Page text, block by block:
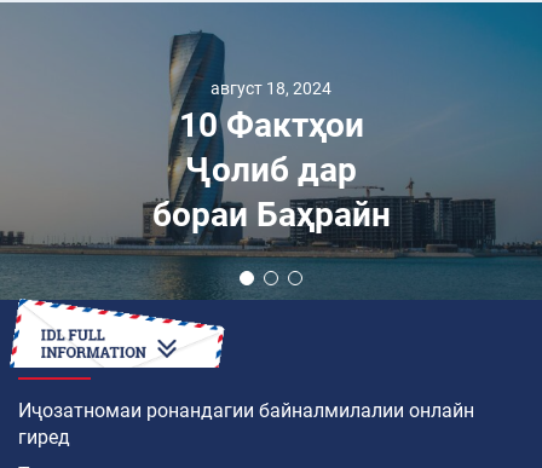
август 18, 2024
10 Фактҳои
Ҷолиб дар
бораи Баҳрайн
ЧӢ ТАВР
Иҷозатномаи ронандагии байналмилалии онлайн
гиред